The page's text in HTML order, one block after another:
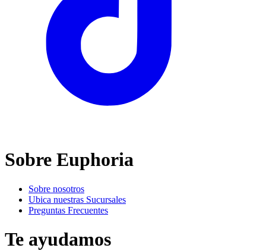
Sobre Euphoria
Sobre nosotros
Ubica nuestras Sucursales
Preguntas Frecuentes
Te ayudamos